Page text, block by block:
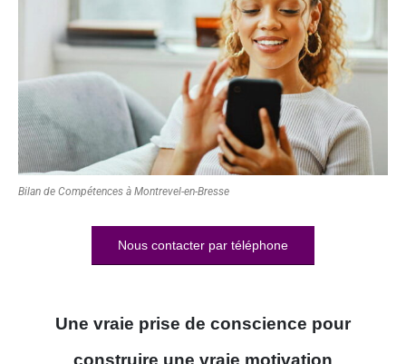
Bilan de Compétences à Montrevel-en-Bresse
Nous contacter par téléphone
Une vraie prise de conscience pour
construire une vraie motivation